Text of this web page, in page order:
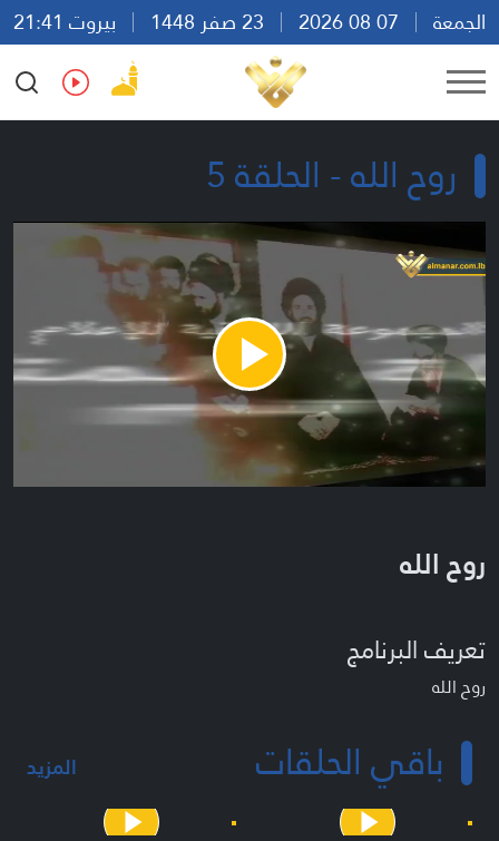
الجمعة
بيروت 21:41
Ar
En Fr Es
روح الله - الحلقة 5
Play
Video
روح الله
تعريف البرنامج
روح الله
باقي الحلقات المزيد